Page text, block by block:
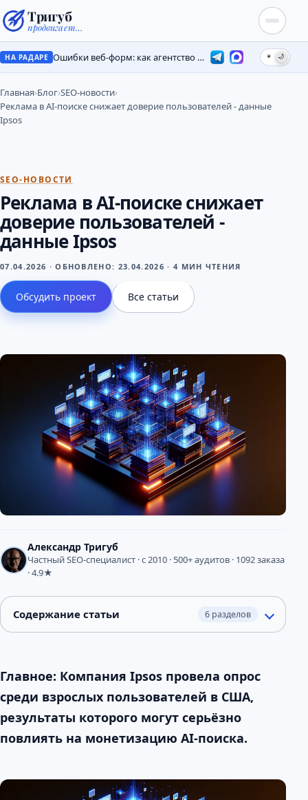
Тригуб
продвигает…
НА РАДАРЕ Ошибки веб-форм: как агентство потеряло лиды на месяцы ☀ 🌙
Главная›Блог›SEO-новости›
Реклама в AI-поиске снижает доверие пользователей - данные
Ipsos
SEO-НОВОСТИ
Реклама в AI-поиске снижает
доверие пользователей -
данные Ipsos
07.04.2026 · ОБНОВЛЕНО: 23.04.2026 · 4 МИН ЧТЕНИЯ
Обсудить проект Все статьи
Александр Тригуб
Частный SEO-специалист · с 2010 · 500+ аудитов · 1092 заказа
· 4.9★
Содержание статьи 6 разделов
Главное: Компания Ipsos провела опрос
среди взрослых пользователей в США,
результаты которого могут серьёзно
повлиять на монетизацию AI-поиска.